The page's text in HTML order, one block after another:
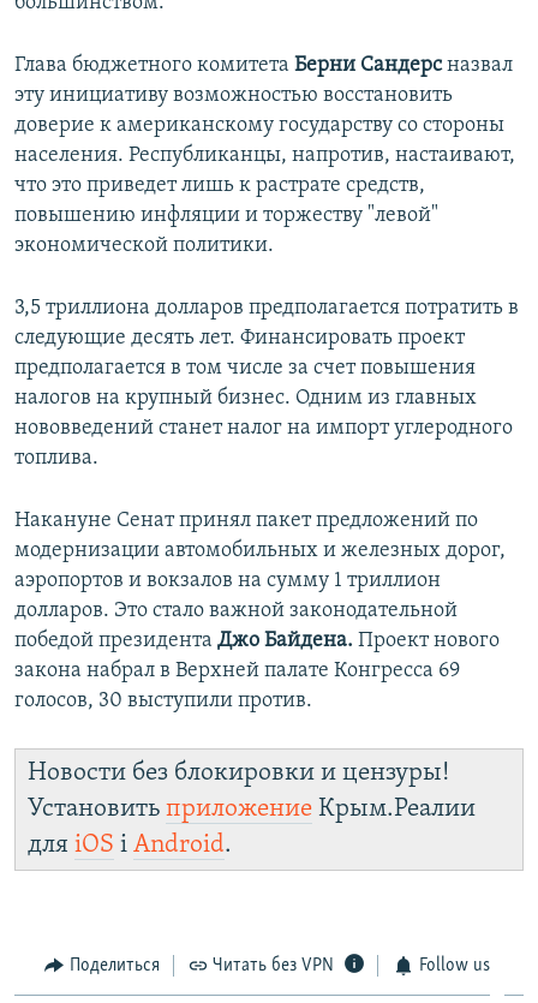
Глава бюджетного комитета Берни Сандерсназвал
эту инициативу возможностью восстановить
доверие к американскому государству со стороны
населения. Республиканцы, напротив, настаивают,
что это приведет лишь к растрате средств,
повышению инфляции и торжеству "левой"
экономической политики.
3,5 триллиона долларов предполагается потратить в
следующие десять лет. Финансировать проект
предполагается в том числе за счет повышения
налогов на крупный бизнес. Одним из главных
нововведений станет налог на импорт углеродного
топлива.
Накануне Сенат принял пакет предложений по
модернизации автомобильных и железных дорог,
аэропортов и вокзалов на сумму 1 триллион
долларов. Это стало важной законодательной
победой президента Джо Байдена. Проект нового
закона набрал в Верхней палате Конгресса 69
голосов, 30 выступили против.
Новости без блокировки и цензуры!
Установить приложение Крым.Реалии
для iOS і Android.
Поделиться Читать без VPN Follow us